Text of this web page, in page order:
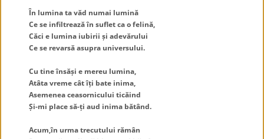
În lumina ta văd numai lumină
Ce se infiltrează în suflet ca o felină,
Căci e lumina iubirii și adevărului
Ce se revarsă asupra universului.
Cu tine însăși e mereu lumina,
Atâta vreme cât îți bate inima,
Asemenea ceasornicului ticăind
Și-mi place să-ți aud inima bătând.
Acum,în urma trecutului rămân